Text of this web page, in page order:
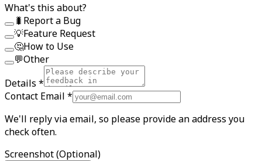
What's this about?
🐛 Report a Bug
💡Feature Request
🤔How to Use
💬Other
Details *
Contact Email *
We'll reply via email, so please provide an address you
check often.
Screenshot(Optional)